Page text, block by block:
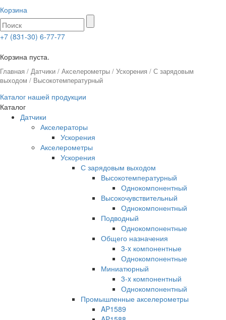
Корзина
+7 (831-30) 6-77-77
Корзина пуста.
Главная / Датчики / Акселерометры / Ускорения / С зарядовым
выходом / Высокотемпературный
Каталог нашей продукции
Каталог
Датчики
Акселераторы
Ускорения
Акселерометры
Ускорения
С зарядовым выходом
Высокотемпературный
Однокомпонентный
Высокочувствительный
Однокомпонентный
Подводный
Однокомпонентные
Общего назначения
3-x компонентные
Однокомпонентные
Миниатюрный
3-x компонентный
Однокомпонентный
Промышленные акселерометры
AP1589